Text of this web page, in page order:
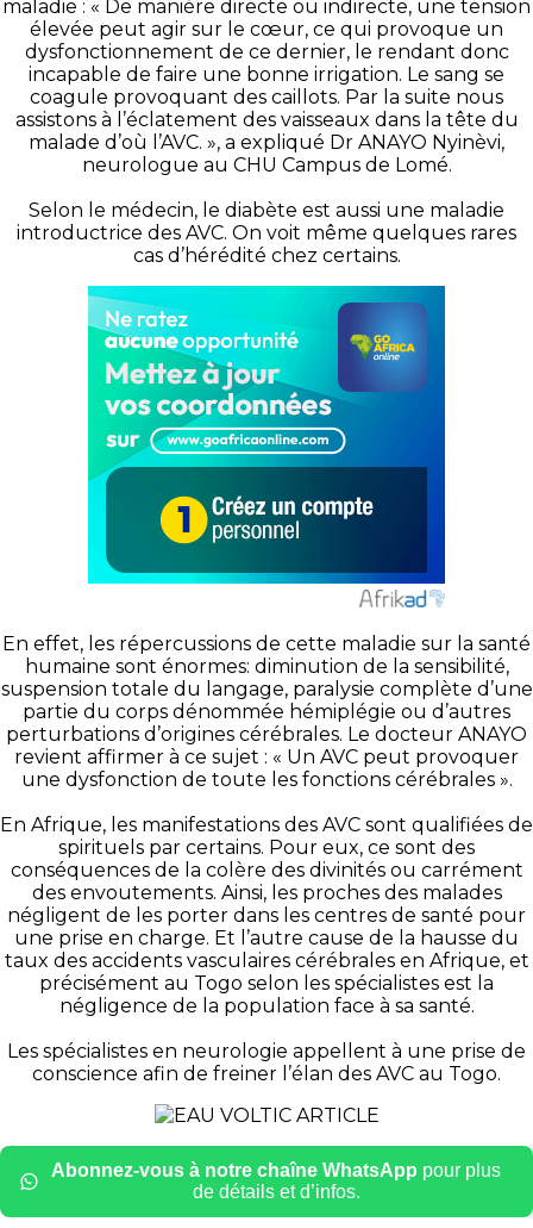
maladie : « De manière directe ou indirecte, une tension
élevée peut agir sur le cœur, ce qui provoque un
dysfonctionnement de ce dernier, le rendant donc
incapable de faire une bonne irrigation. Le sang se
coagule provoquant des caillots. Par la suite nous
assistons à l’éclatement des vaisseaux dans la tête du
malade d’où l’AVC. », a expliqué Dr ANAYO Nyinèvi,
neurologue au CHU Campus de Lomé.
Selon le médecin, le diabète est aussi une maladie
introductrice des AVC. On voit même quelques rares
cas d’hérédité chez certains.
En effet, les répercussions de cette maladie sur la santé
humaine sont énormes: diminution de la sensibilité,
suspension totale du langage, paralysie complète d’une
partie du corps dénommée hémiplégie ou d’autres
perturbations d’origines cérébrales. Le docteur ANAYO
revient affirmer à ce sujet : « Un AVC peut provoquer
une dysfonction de toute les fonctions cérébrales ».
En Afrique, les manifestations des AVC sont qualifiées de
spirituels par certains. Pour eux, ce sont des
conséquences de la colère des divinités ou carrément
des envoutements. Ainsi, les proches des malades
négligent de les porter dans les centres de santé pour
une prise en charge. Et l’autre cause de la hausse du
taux des accidents vasculaires cérébrales en Afrique, et
précisément au Togo selon les spécialistes est la
négligence de la population face à sa santé.
Les spécialistes en neurologie appellent à une prise de
conscience afin de freiner l’élan des AVC au Togo.
Abonnez-vous à notre chaîne WhatsApp pour plus
de détails et d’infos.